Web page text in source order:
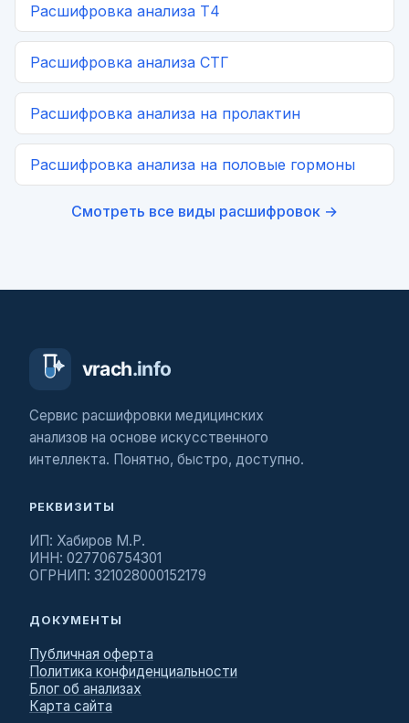
Расшифровка анализа Т4
Расшифровка анализа СТГ
Расшифровка анализа на пролактин
Расшифровка анализа на половые гормоны
Смотреть все виды расшифровок →
Сервис расшифровки медицинских
анализов на основе искусственного
интеллекта. Понятно, быстро, доступно.
РЕКВИЗИТЫ
ИП: Хабиров М.Р.
ИНН: 027706754301
ОГРНИП: 321028000152179
ДОКУМЕНТЫ
Публичная оферта
Политика конфиденциальности
Блог об анализах
Карта сайта